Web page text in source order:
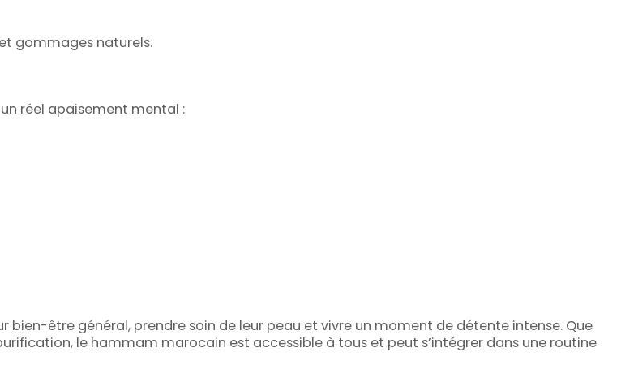
gommages naturels.
réel apaisement mental :
être général, prendre soin de leur peau et vivre un moment de détente intense. Que
le hammam marocain est accessible à tous et peut s’intégrer dans une routine